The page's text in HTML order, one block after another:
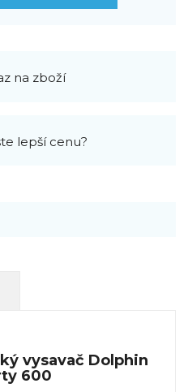
na zboží
lepší cenu?
vysavač Dolphin
600